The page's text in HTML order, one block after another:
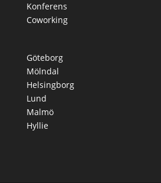
Konferens
Coworking
Göteborg
Mölndal
Helsingborg
Lund
Malmö
Hyllie